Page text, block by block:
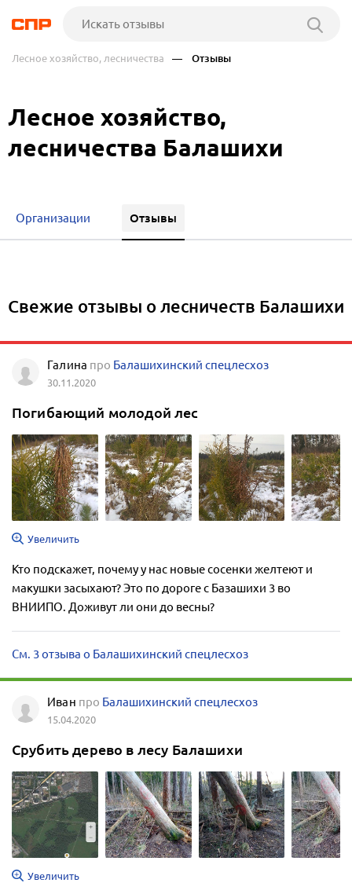
Лесное хозяйство, лесничества — Отзывы
Лесное хозяйство,
лесничества Балашихи
Организации Отзывы
Свежие отзывы о лесничеств Балашихи
Галина про Балашихинский спецлесхоз
30.11.2020
Погибающий молодой лес
Увеличить
Кто подскажет, почему у нас новые сосенки желтеют и
макушки засыхают? Это по дороге с Базашихи 3 во
ВНИИПО. Доживут ли они до весны?
См. 3 отзыва о Балашихинский спецлесхоз
Иван про Балашихинский спецлесхоз
15.04.2020
Срубить дерево в лесу Балашихи
Увеличить